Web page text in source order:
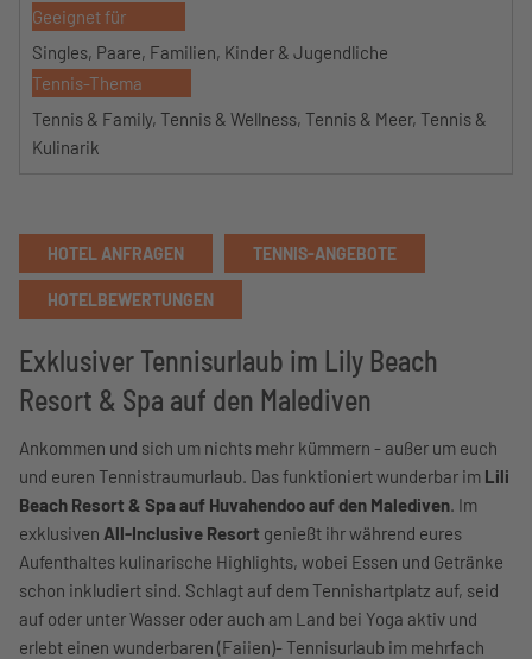
Geeignet für
Singles, Paare, Familien, Kinder & Jugendliche
Tennis-Thema
Tennis & Family, Tennis & Wellness, Tennis & Meer, Tennis &
Kulinarik
HOTEL ANFRAGEN TENNIS-ANGEBOTE
HOTELBEWERTUNGEN
Exklusiver Tennisurlaub im Lily Beach
Resort & Spa auf den Malediven
Ankommen und sich um nichts mehr kümmern - außer um euch
und euren Tennistraumurlaub. Das funktioniert wunderbar im Lili
Beach Resort & Spa auf Huvahendoo auf den Malediven. Im
exklusiven All-Inclusive Resort genießt ihr während eures
Aufenthaltes kulinarische Highlights, wobei Essen und Getränke
schon inkludiert sind. Schlagt auf dem Tennishartplatz auf, seid
auf oder unter Wasser oder auch am Land bei Yoga aktiv und
erlebt einen wunderbaren (Faiien)- Tennisurlaub im mehrfach